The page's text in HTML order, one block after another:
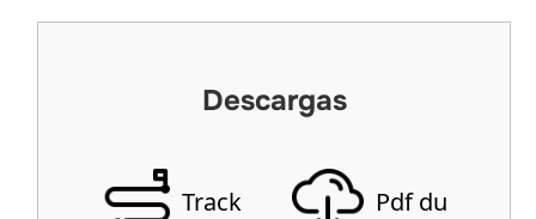
Descargas
Track
Pdf du